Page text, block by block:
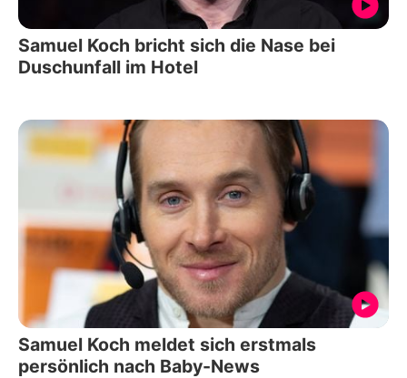
Samuel Koch bricht sich die Nase bei
Duschunfall im Hotel
Samuel Koch meldet sich erstmals
persönlich nach Baby-News